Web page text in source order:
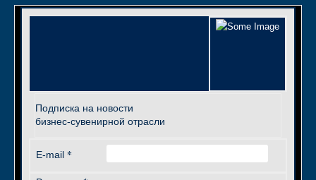
Подписка на новости
бизнес-сувенирной отрасли
E-mail *